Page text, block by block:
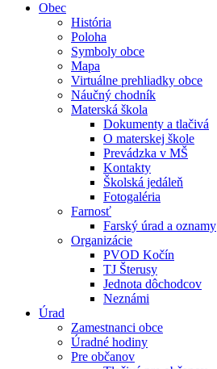
Obec
História
Poloha
Symboly obce
Mapa
Virtuálne prehliadky obce
Náučný chodník
Materská škola
Dokumenty a tlačivá
O materskej škole
Prevádzka v MŠ
Kontakty
Školská jedáleň
Fotogaléria
Farnosť
Farský úrad a oznamy
Organizácie
PVOD Kočín
TJ Šterusy
Jednota dôchodcov
Neznámi
Úrad
Zamestnanci obce
Úradné hodiny
Pre občanov